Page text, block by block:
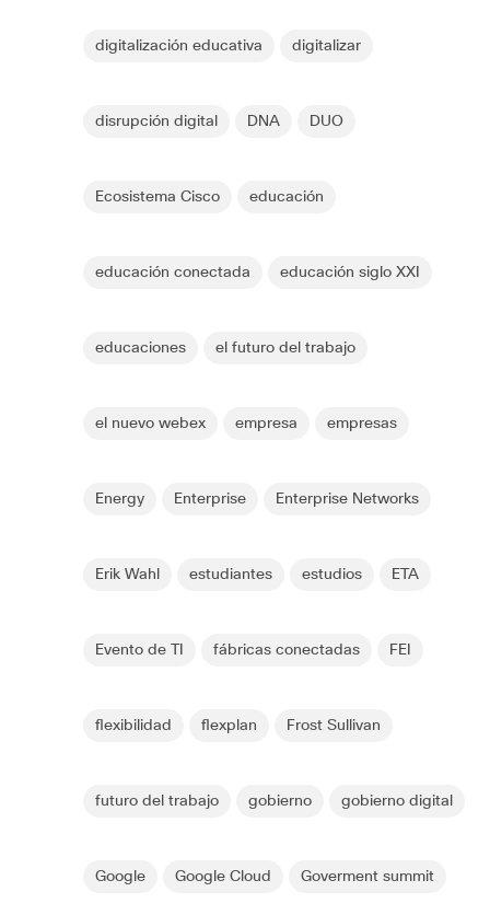
digitalización educativa digitalizar
disrupción digital DNA DUO
Ecosistema Cisco educación
educación conectada educación siglo XXI
educaciones el futuro del trabajo
el nuevo webex empresa empresas
Energy Enterprise Enterprise Networks
Erik Wahl estudiantes estudios ETA
Evento de TI fábricas conectadas FEI
flexibilidad flexplan Frost Sullivan
futuro del trabajo gobierno gobierno digital
Google Google Cloud Goverment summit